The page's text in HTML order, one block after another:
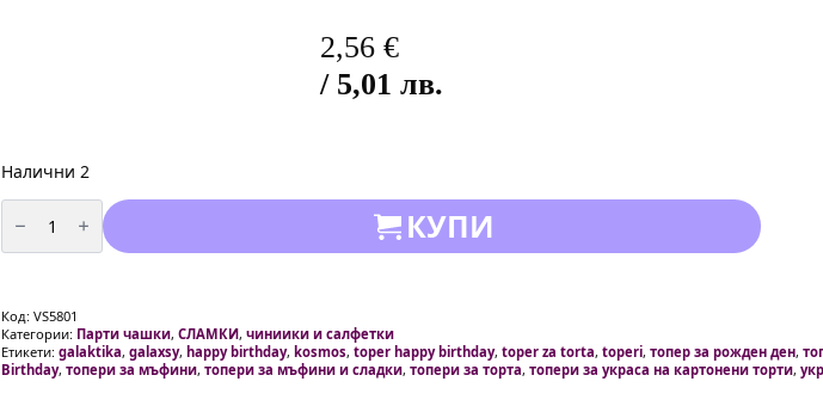
2,56 €
/ 5,01 лв.
Налични 2
количество
за
Топери
за
Мъфини
-
Космос
-
9
КУПИ
Код: VS5801
Категории: Парти чашки, СЛАМКИ, чиниики и салфетки
Етикети: galaktika, galaxsy, happy birthday, kosmos, toper happy birthday, toper za torta, toperi, топер за рожден ден,
Birthday, топери за мъфини, топери за мъфини и сладки, топери за торта, топери за украса на картонени торти,